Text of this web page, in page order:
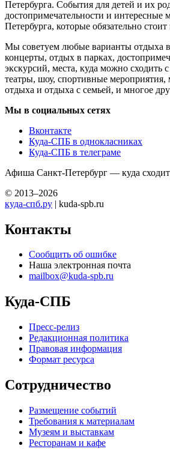
Петербурга. События для детей и их
достопримечательности и интересные
Петербурга, которые обязательно стоит
Мы советуем любые варианты отдыха
концерты, отдых в парках,
экскурсий, места, куда можно сходить
театры, шоу, спортивные мероприятия,
отдыха и отдыха с семьей, и многое
Мы в социальных сетях
Вконтакте
Куда-СПБ в однокласниках
Куда-СПБ в телеграме
Афиша Санкт-Петербург — куда
© 2013–2026
куда-спб.ру | kuda-spb.ru
Контакты
Сообщить об ошибке
Наша электронная почта
mailbox@kuda-spb.ru
Куда-СПБ
Пресс-релиз
Редакционная политика
Правовая информация
Формат ресурса
Сотрудничество
Размещение событий
Требования к материалам
Музеям и выставкам
Ресторанам и кафе